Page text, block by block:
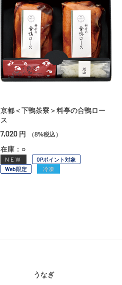
京都＜下鴨茶寮＞料亭の合鴨ロー
ス
7,020 円 （8%税込）
在庫：○
NEW
OPポイント対象
Web限定
冷凍
うなぎ